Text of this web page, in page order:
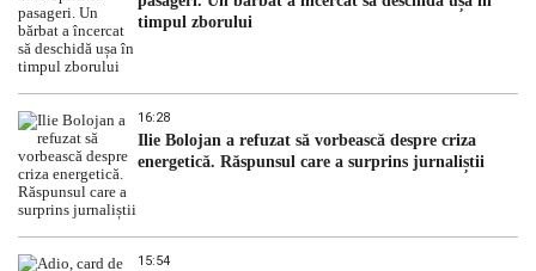
timpul zborului
16:28
Ilie Bolojan a refuzat să vorbească despre criza
energetică. Răspunsul care a surprins jurnaliștii
15:54